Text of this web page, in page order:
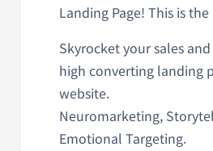
Landing Page! This is
Skyrocket your sales
high converting landing
website.
Neuromarketing,
Emotional Targeting.